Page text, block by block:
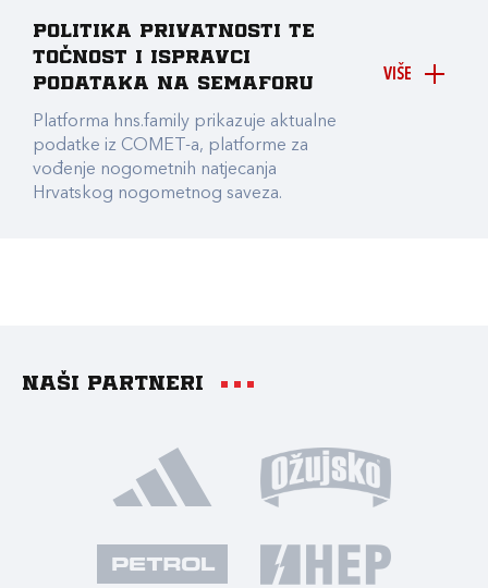
VIŠE
Politika privatnosti te
točnost i ispravci
podataka na Semaforu
Platforma hns.family prikazuje aktualne
podatke iz COMET-a, platforme za
vođenje nogometnih natjecanja
Hrvatskog nogometnog saveza.
Naši partneri